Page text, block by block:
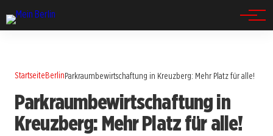
StartseiteBerlinParkraumbewirtschaftung in Kreuzberg: Mehr Platz für alle!
Parkraumbewirtschaftung in
Kreuzberg: Mehr Platz für alle!